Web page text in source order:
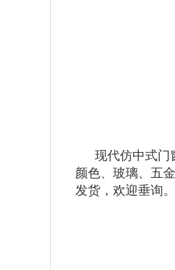
现代仿中式门
颜色、玻璃、五
发货，欢迎垂询。